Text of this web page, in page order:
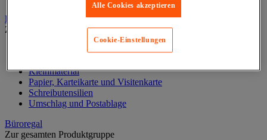
Büromaterial und Büromöbel
Zur gesamten Produktgruppe
Heft, Block und Post-it®
Kleinmaterial
Papier, Karteikarte und Visitenkarte
Schreibutensilien
Umschlag und Postablage
Büroregal
Zur gesamten Produktgruppe
Alle Cookies akzeptieren
Cookie-Einstellungen